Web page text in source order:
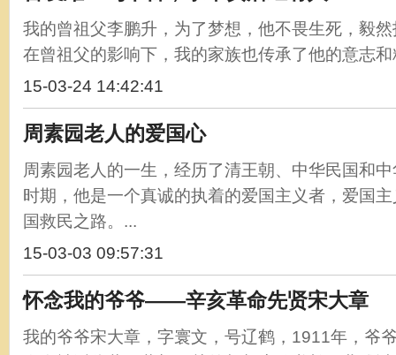
我的曾祖父李鹏升，为了梦想，他不畏生死，毅
在曾祖父的影响下，我的家族也传承了他的意志
15-03-24 14:42:41
周素园老人的爱国心
周素园老人的一生，经历了清王朝、中华民国和
时期，他是一个真诚的执着的爱国主义者，爱国
国救民之路。...
15-03-03 09:57:31
怀念我的爷爷——辛亥革命先贤宋大章
我的爷爷宋大章，字寰文，号辽鹤，1911年，爷